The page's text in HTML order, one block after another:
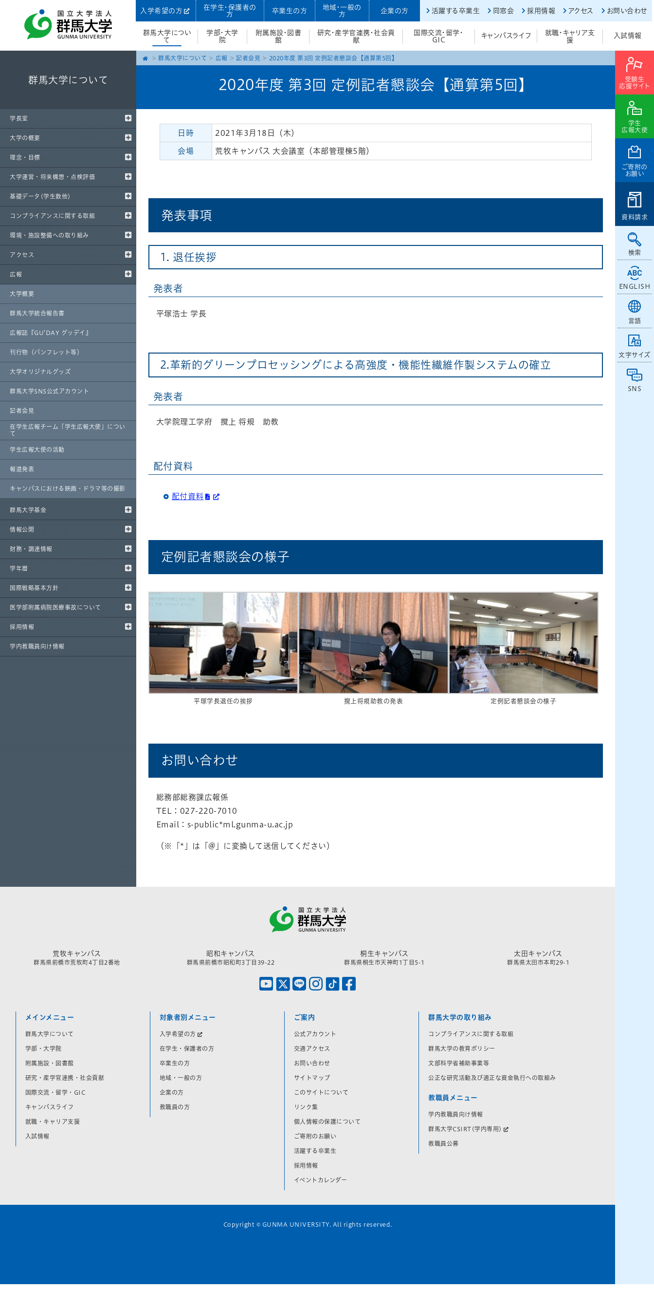
入学希望の方
在学生・保護者の
方
卒業生の方
地域・一般の
方
企業の方 活躍する卒業生 同窓会 採用情報 アクセス お問い合わせ
群馬大学につい
て
学部・大学
院
附属施設・図書
館
研究・産学官連携・社会貢
献
国際交流・留学・
GIC
キャンパスライフ
就職・キャリア支
援
入試情報
受験生
応援サイト
学生
広報大使
ご寄附の
お願い
資料請求
検索
ENGLISH
言語
文字サイズ
SNS
群馬大学について
学長室
大学の概要
理念・目標
大学運営・将来構想・点検評価
基礎データ(学生数他)
コンプライアンスに関する取組
環境・施設整備への取り組み
アクセス
広報
大学概要
群馬大学統合報告書
広報誌『GU’DAY グッデイ』
刊行物（パンフレット等）
大学オリジナルグッズ
群馬大学SNS公式アカウント
記者会見
在学生広報チーム「学生広報大使」につい
て
学生広報大使の活動
報道発表
キャンパスにおける映画・ドラマ等の撮影
群馬大学基金
情報公開
財務・調達情報
学年暦
国際戦略基本方針
医学部附属病院医療事故について
採用情報
学内教職員向け情報
群馬大学について 広報 記者会見 2020年度 第3回 定例記者懇談会【通算第5回】
2020年度 第3回 定例記者懇談会【通算第5回】
日時 2021年3月18日（木）
会場 荒牧キャンパス 大会議室（本部管理棟5階）
発表事項
1. 退任挨拶
発表者
平塚浩士 学長
2.革新的グリーンプロセッシングによる高強度・機能性繊維作製システムの確立
発表者
大学院理工学府 撹上 将規 助教
配付資料
配付資料
定例記者懇談会の様子
平塚学長退任の挨拶 撹上将規助教の発表 定例記者懇談会の様子
お問い合わせ
総務部総務課広報係
TEL：027-220-7010
Email：s-public*ml.gunma-u.ac.jp
（※「*」は「@」に変換して送信してください）
荒牧キャンパス
群馬県前橋市荒牧町4丁目2番地
昭和キャンパス
群馬県前橋市昭和町3丁目39-22
桐生キャンパス
群馬県桐生市天神町1丁目5-1
太田キャンパス
群馬県太田市本町29-1
メインメニュー
群馬大学について
学部・大学院
附属施設・図書館
研究・産学官連携・社会貢献
国際交流・留学・GIC
キャンパスライフ
就職・キャリア支援
入試情報
対象者別メニュー
入学希望の方
在学生・保護者の方
卒業生の方
地域・一般の方
企業の方
教職員の方
ご案内
公式アカウント
交通アクセス
お問い合わせ
サイトマップ
このサイトについて
リンク集
個人情報の保護について
ご寄附のお願い
活躍する卒業生
採用情報
イベントカレンダー
群馬大学の取り組み
コンプライアンスに関する取組
群馬大学の教育ポリシー
文部科学省補助事業等
公正な研究活動及び適正な資金執行への取組み
教職員メニュー
学内教職員向け情報
群馬大学CSIRT(学内専用)
教職員公募
Copyright © GUNMA UNIVERSITY. All rights reserved.